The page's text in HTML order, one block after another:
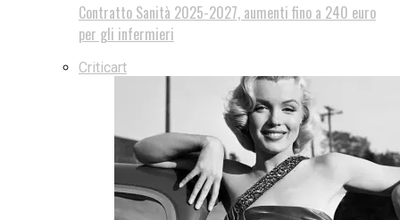
Contratto Sanità 2025-2027, aumenti fino a 240 euro
per gli infermieri
Criticart